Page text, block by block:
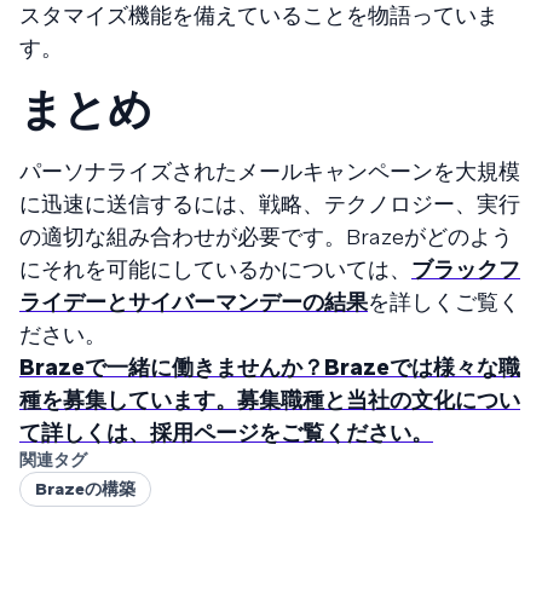
スタマイズ機能を備えていることを物語っていま
す。
まとめ
パーソナライズされたメールキャンペーンを大規模
に迅速に送信するには、戦略、テクノロジー、実行
の適切な組み合わせが必要です。Brazeがどのよう
にそれを可能にしているかについては、 ブラックフ
ライデーとサイバーマンデーの結果を詳しくご覧く
ださい。
Brazeで一緒に働きませんか？Brazeでは様々な職
種を募集しています。募集職種と当社の文化につい
て詳しくは、採用ページをご覧ください。
関連タグ
Brazeの構築